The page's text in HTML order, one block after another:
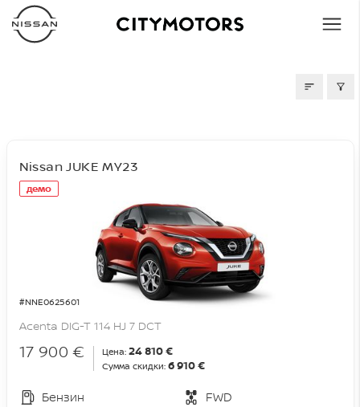
демо
#NNE0625601
Nissan JUKE MY23
Acenta DIG-T 114 HJ 7 DCT
17 900 € Цена: 24 810 €
Сумма скидки: 6 910 €
Бензин
FWD